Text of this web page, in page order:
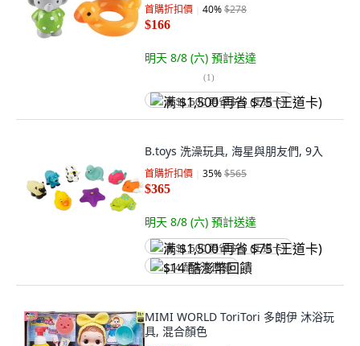
首購折扣價 40%$278
$166
明天 8/8 (六) 預計送達
(1)
满 $1,500 再省 $75 (王道卡)
B.toys 洗澡玩具, 海星與朋友們, 9入
首購折扣價 35%$565
$365
明天 8/8 (六) 預計送達
满 $1,500 再省 $75 (王道卡)
$14 酷澎幣回饋
MIMI WORLD ToriTori 多朗伊 沐浴玩
具, 混合顏色